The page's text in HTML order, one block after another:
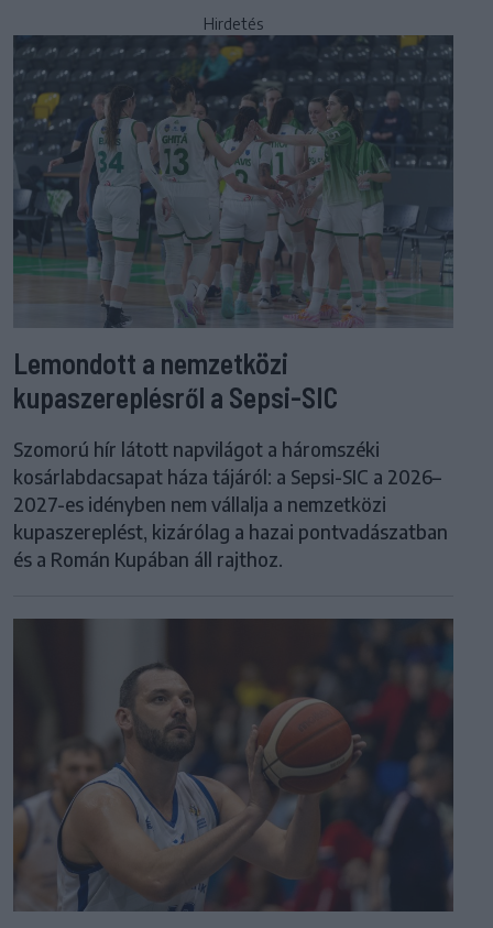
Hirdetés
Lemondott a nemzetközi
kupaszereplésről a Sepsi-SIC
Szomorú hír látott napvilágot a háromszéki
kosárlabdacsapat háza tájáról: a Sepsi-SIC a 2026–
2027-es idényben nem vállalja a nemzetközi
kupaszereplést, kizárólag a hazai pontvadászatban
és a Román Kupában áll rajthoz.